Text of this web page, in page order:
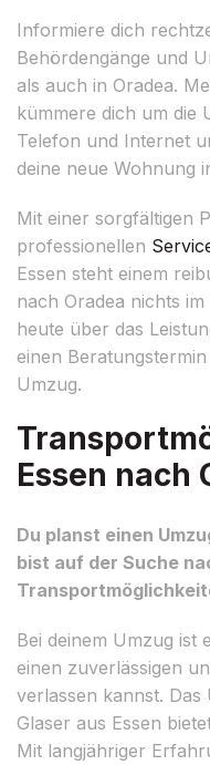
Informiere dich
Behördengänge und
als auch in Oradea.
kümmere dich um die
Telefon und Internet
deine neue Wohnung
Mit einer sorgfältigen
professionellen
Essen steht einem
nach Oradea nichts
heute über das
einen
Umzug.
Essen nach
Du planst einen
bist auf der Suche
Bei deinem Umzug ist
einen zuverlässigen
verlassen kannst.
Glaser aus Essen
Mit langjähriger